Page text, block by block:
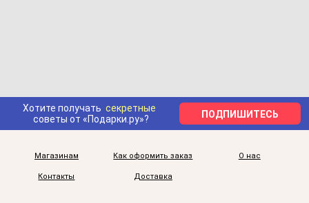
Хотите получать секретные
советы от «Подарки.ру»?
ПОДПИШИТЕСЬ
Магазинам Как оформить заказ О нас
Контакты Доставка